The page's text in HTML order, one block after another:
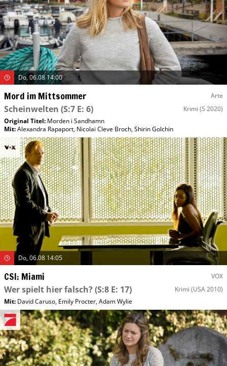
Do, 06.08 14:00
Mord im Mittsommer Arte
Scheinwelten (S:7 E: 6) Krimi (S 2020)
Original Titel: Morden i Sandhamn
Mit:Alexandra Rapaport, Nicolai Cleve Broch,Shirin Golchin
Do, 06.08 14:05
CSI: Miami VOX
Wer spielt hier falsch?(S:8 E: 17) Krimi (USA 2010)
Mit: David Caruso, Emily Procter,Adam Wylie